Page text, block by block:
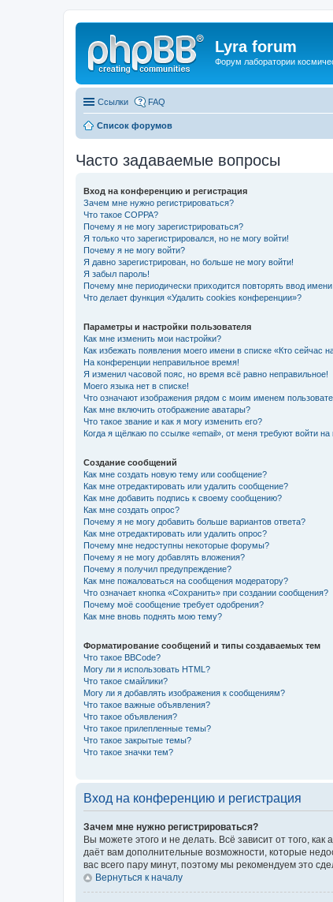
Lyra forum
Форум лаборатории
Ссылки FAQ
Список форумов
Часто задаваемые вопросы
Вход на конференцию и регистрация
Зачем мне нужно регистрироваться?
Что такое COPPA?
Почему я не могу зарегистрироваться?
Я только что зарегистрировался, но не могу войти!
Почему я не могу войти?
Я давно зарегистрирован, но больше не могу войти!
Я забыл пароль!
Почему мне периодически приходится повторять ввод
Что делает функция «Удалить cookies конференции»?
Параметры и настройки пользователя
Как мне изменить мои настройки?
Как избежать появления моего имени в списке «Кто сейчас
На конференции неправильное время!
Я изменил часовой пояс, но время всё равно неправильное!
Моего языка нет в списке!
Что означают изображения рядом с моим именем
Как мне включить отображение аватары?
Что такое звание и как я могу изменить его?
Когда я щёлкаю по ссылке «email», от меня требуют войти
Создание сообщений
Как мне создать новую тему или сообщение?
Как мне отредактировать или удалить сообщение?
Как мне добавить подпись к своему сообщению?
Как мне создать опрос?
Почему я не могу добавить больше вариантов ответа?
Как мне отредактировать или удалить опрос?
Почему мне недоступны некоторые форумы?
Почему я не могу добавлять вложения?
Почему я получил предупреждение?
Как мне пожаловаться на сообщения модератору?
Что означает кнопка «Сохранить» при создании сообщения?
Почему моё сообщение требует одобрения?
Как мне вновь поднять мою тему?
Форматирование сообщений и типы создаваемых тем
Что такое BBCode?
Могу ли я использовать HTML?
Что такое смайлики?
Могу ли я добавлять изображения к сообщениям?
Что такое важные объявления?
Что такое объявления?
Что такое прилепленные темы?
Что такое закрытые темы?
Что такое значки тем?
Вход на конференцию и регистрация
Зачем мне нужно регистрироваться?
Вы можете этого и не делать. Всё зависит от того,
даёт вам дополнительные возможности, которые
вас всего пару минут, поэтому мы рекомендуем это
Вернуться к началу